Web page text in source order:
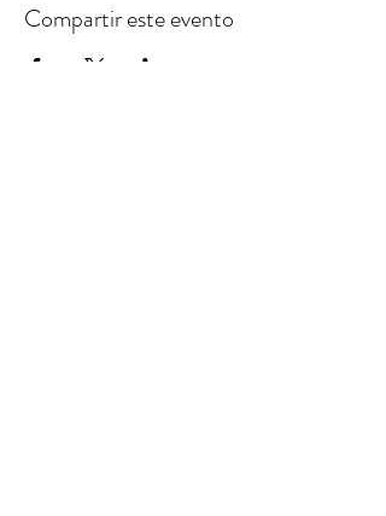
Compartir este evento